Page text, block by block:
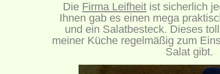
Die Firma Leifheit ist sicherlich
Ihnen gab es einen mega
und ein Salatbesteck. Dieses
meiner Küche regelmäßig zum
Salat gibt.